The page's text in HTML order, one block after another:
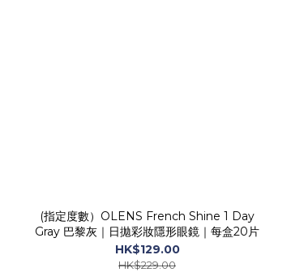
(指定度數）OLENS French Shine 1 Day
Gray 巴黎灰｜日拋彩妝隱形眼鏡｜每盒20片
HK$129.00
HK$229.00